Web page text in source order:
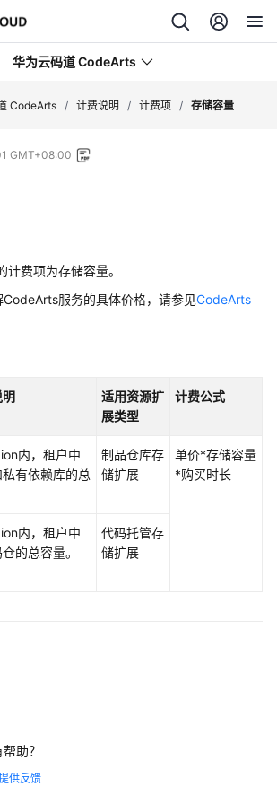
华为云码道 CodeArts
CodeArts / 计费说明 / 计费项 / 存储容量
GMT+08:00
费项为存储容量。
服务的具体价格，请参见CodeArts
明
适用资源扩
展类型
计费公式
内，租户中
有依赖库的总
制品仓库存
储扩展
单价*存储容量
*购买时长
内，租户中
的总容量。
代码托管存
储扩展
助？
供反馈